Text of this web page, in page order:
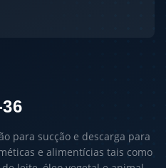
para sucção e descarga para
e alimentícias tais como